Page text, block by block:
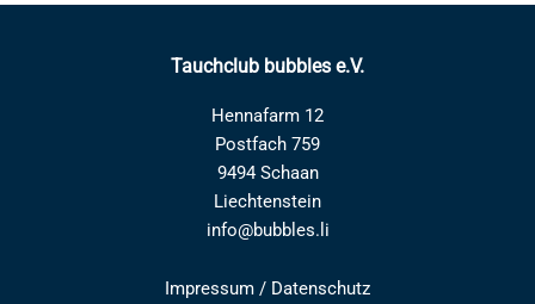
Tauchclub bubbles e.V.
Hennafarm 12
Postfach 759
9494 Schaan
Liechtenstein
info@bubbles.li
Impressum / Datenschutz